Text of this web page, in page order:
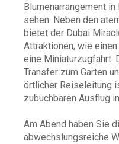
Blumenarrangement
sehen. Neben den
bietet der Dubai
Attraktionen, wie
eine Miniaturzugfahrt.
Transfer zum Garten
örtlicher Reiseleitung
zubuchbaren Ausflug
Am Abend haben Sie
abwechslungsreiche